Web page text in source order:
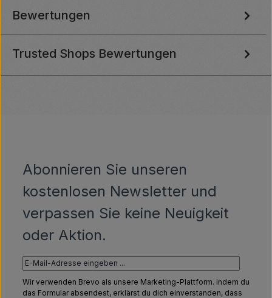
Bewertungen
Trusted Shops Bewertungen
Abonnieren Sie unseren
kostenlosen Newsletter und
verpassen Sie keine Neuigkeit
oder Aktion.
Wir verwenden Brevo als unsere Marketing-Plattform. Indem du
das Formular absendest, erklärst du dich einverstanden, dass